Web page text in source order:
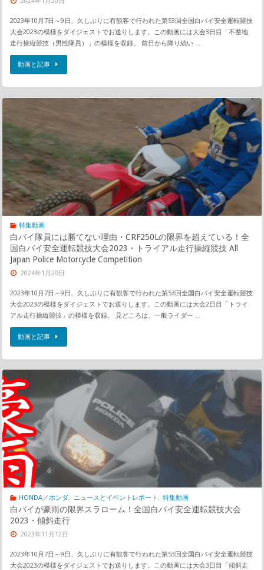
2023年10月7日～9日、久しぶりに有観客で行われた第53回全国白バイ安全運転競技
大会2023の模様をダイジェストでお送りします。この動画には大会3日目「不整地
走行操縦競技（男性隊員）」の模様を収録。 前日から降り続い …
動画と記事
特集動画
白バイ隊員には勝てない理由・CRF250Lの限界を超えている！全
国白バイ安全運転競技大会2023・トライアル走行操縦競技 All
Japan Police Motorcycle Competition
2024年1月20日
2023年10月7日～9日、久しぶりに有観客で行われた第53回全国白バイ安全運転競技
大会2023の模様をダイジェストでお送りします。この動画には大会2日目「トライ
アル走行操縦競技」の模様を収録。 見どころは、一般ライダー …
動画と記事
HONDA／ホンダ, ニュースとイベントレポート , 特集動画
白バイが豪雨の限界スラローム！全国白バイ安全運転競技大会
2023・傾斜走行
2023年11月12日
2023年10月7日～9日、久しぶりに有観客で行われた第53回全国白バイ安全運転競技
大会2023の模様をダイジェストでお送りします。この動画には大会3日目「傾斜走